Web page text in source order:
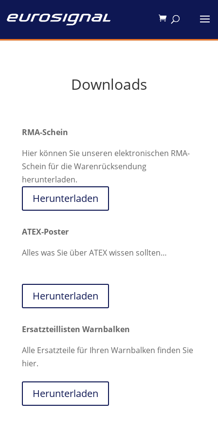
Downloads
RMA-Schein
Hier können Sie unseren elektronischen RMA-
Schein für die Warenrücksendung
herunterladen.
Herunterladen
ATEX-Poster
Alles was Sie über ATEX wissen sollten…
Herunterladen
Ersatzteillisten Warnbalken
Alle Ersatzteile für Ihren Warnbalken finden Sie
hier.
Herunterladen